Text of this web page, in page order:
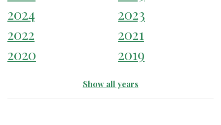
2024
2023
2022
2021
2020
2019
Show all years